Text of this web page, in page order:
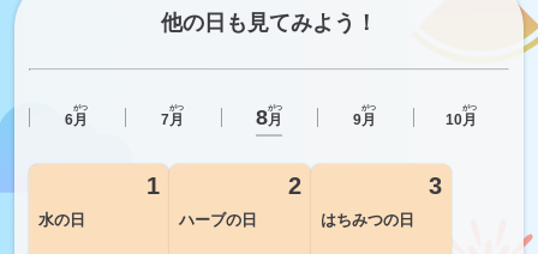
他の日も見てみよう！
6月
がつ
7月
がつ 8月
がつ
9月
がつ
10月
がつ
1
水の日
2
ハーブの日
3
はちみつの日